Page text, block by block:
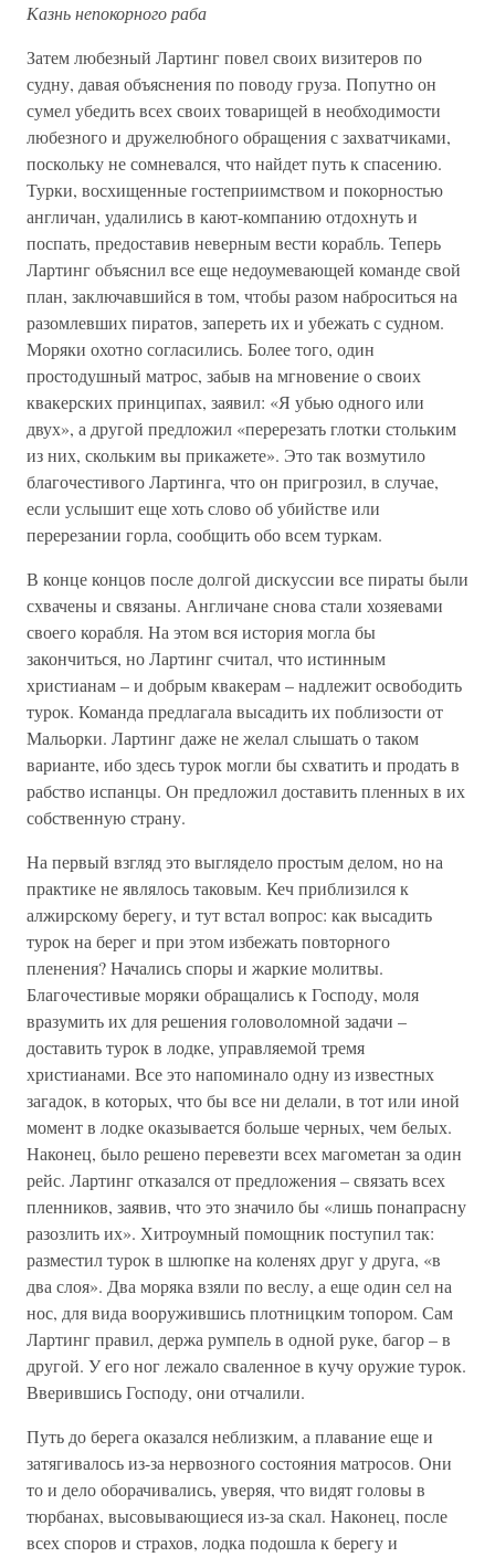
Казнь непокорного раба
Затем любезный Лартинг повел своих визитеров по
судну, давая объяснения по поводу груза. Попутно он
сумел убедить всех своих товарищей в необходимости
любезного и дружелюбного обращения с захватчиками,
поскольку не сомневался, что найдет путь к спасению.
Турки, восхищенные гостеприимством и покорностью
англичан, удалились в кают-компанию отдохнуть и
поспать, предоставив неверным вести корабль. Теперь
Лартинг объяснил все еще недоумевающей команде свой
план, заключавшийся в том, чтобы разом наброситься на
разомлевших пиратов, запереть их и убежать с судном.
Моряки охотно согласились. Более того, один
простодушный матрос, забыв на мгновение о своих
квакерских принципах, заявил: «Я убью одного или
двух», а другой предложил «перерезать глотки стольким
из них, скольким вы прикажете». Это так возмутило
благочестивого Лартинга, что он пригрозил, в случае,
если услышит еще хоть слово об убийстве или
перерезании горла, сообщить обо всем туркам.
В конце концов после долгой дискуссии все пираты были
схвачены и связаны. Англичане снова стали хозяевами
своего корабля. На этом вся история могла бы
закончиться, но Лартинг считал, что истинным
христианам – и добрым квакерам – надлежит освободить
турок. Команда предлагала высадить их поблизости от
Мальорки. Лартинг даже не желал слышать о таком
варианте, ибо здесь турок могли бы схватить и продать в
рабство испанцы. Он предложил доставить пленных в их
собственную страну.
На первый взгляд это выглядело простым делом, но на
практике не являлось таковым. Кеч приблизился к
алжирскому берегу, и тут встал вопрос: как высадить
турок на берег и при этом избежать повторного
пленения? Начались споры и жаркие молитвы.
Благочестивые моряки обращались к Господу, моля
вразумить их для решения головоломной задачи –
доставить турок в лодке, управляемой тремя
христианами. Все это напоминало одну из известных
загадок, в которых, что бы все ни делали, в тот или иной
момент в лодке оказывается больше черных, чем белых.
Наконец, было решено перевезти всех магометан за один
рейс. Лартинг отказался от предложения – связать всех
пленников, заявив, что это значило бы «лишь понапрасну
разозлить их». Хитроумный помощник поступил так:
разместил турок в шлюпке на коленях друг у друга, «в
два слоя». Два моряка взяли по веслу, а еще один сел на
нос, для вида вооружившись плотницким топором. Сам
Лартинг правил, держа румпель в одной руке, багор – в
другой. У его ног лежало сваленное в кучу оружие турок.
Вверившись Господу, они отчалили.
Путь до берега оказался неблизким, а плавание еще и
затягивалось из-за нервозного состояния матросов. Они
то и дело оборачивались, уверяя, что видят головы в
тюрбанах, высовывающиеся из-за скал. Наконец, после
всех споров и страхов, лодка подошла к берегу и